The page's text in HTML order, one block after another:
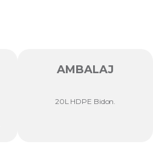
AMBALAJ
20L HDPE Bidon.